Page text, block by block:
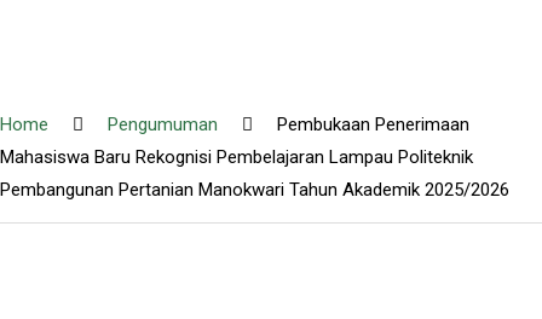
Home Pengumuman
Pembukaan Penerimaan
Mahasiswa Baru Rekognisi Pembelajaran Lampau Politeknik
Pembangunan Pertanian Manokwari Tahun Akademik 2025/2026